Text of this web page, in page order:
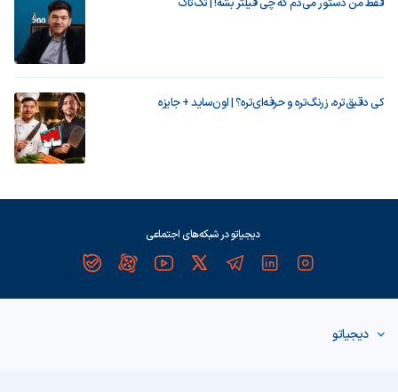
کی دقیق‌تره، زرنگ‌تره و حرفه‌ای‌تره؟ | اون‌ساید + جایزه
دیجیاتو در شبکه‌های اجتماعی
دیجیاتو